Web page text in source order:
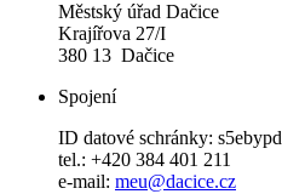
Městský úřad Dačice
Krajířova 27/I
380 13 Dačice
Spojení
ID datové schránky: s5ebypd
tel.: +420 384 401 211
e-mail: meu@dacice.cz